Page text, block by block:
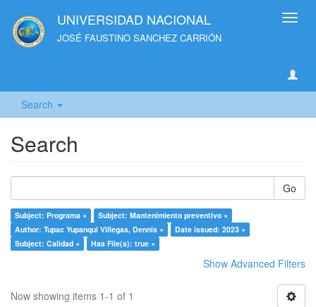
UNIVERSIDAD NACIONAL
JOSÉ FAUSTINO SANCHEZ CARRIÓN
Search
Search
Go
Subject: Programa ×
Subject: Mantenimiento preventivo ×
Author: Tupac Yupanqui Villegas, Dennis ×
Date issued: 2023 ×
Subject: Calidad ×
Has File(s): true ×
Show Advanced Filters
Now showing items 1-1 of 1